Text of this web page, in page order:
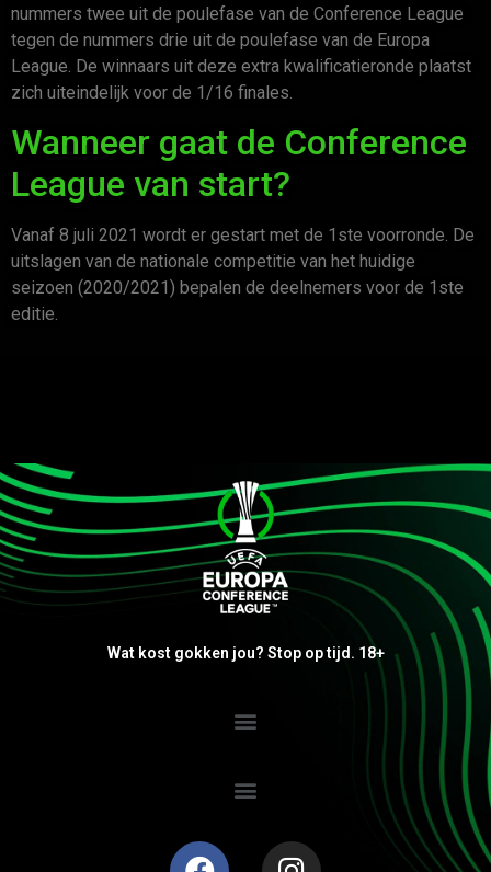
nummers twee uit de poulefase van de Conference League
tegen de nummers drie uit de poulefase van de Europa
League. De winnaars uit deze extra kwalificatieronde plaatst
zich uiteindelijk voor de 1/16 finales.
Wanneer gaat de Conference
League van start?
Vanaf 8 juli 2021 wordt er gestart met de 1ste voorronde. De
uitslagen van de nationale competitie van het huidige
seizoen (2020/2021) bepalen de deelnemers voor de 1ste
editie.
Wat kost gokken jou? Stop op tijd. 18+